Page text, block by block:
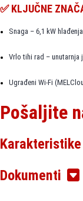
✅ KLJUČNE
Snaga – 6,1 kW
Vrlo tihi rad – unutarnja
Ugrađeni Wi-Fi
Econo Cool način rada
Tjedni tajmer –
Pošaljite
Dokumenti